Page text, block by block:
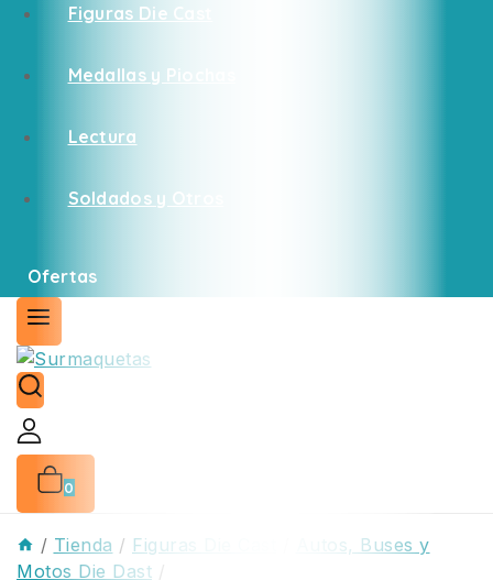
Figuras Die Cast
Medallas y Piochas
Lectura
Soldados y Otros
Ofertas
0
/ Tienda / Figuras Die Cast
Autos, Buses y
Motos Die Dast